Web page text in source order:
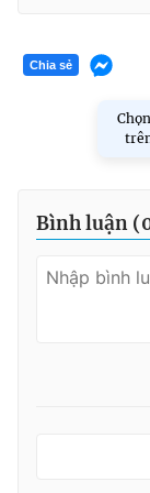
Chia sẻ
Bình luận (